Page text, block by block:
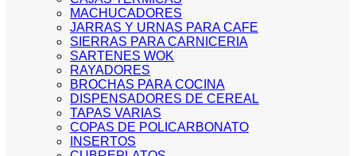
MACHUCADORES
JARRAS Y URNAS PARA CAFE
SIERRAS PARA CARNICERIA
SARTENES WOK
RAYADORES
BROCHAS PARA COCINA
DISPENSADORES DE CEREAL
TAPAS VARIAS
COPAS DE POLICARBONATO
INSERTOS